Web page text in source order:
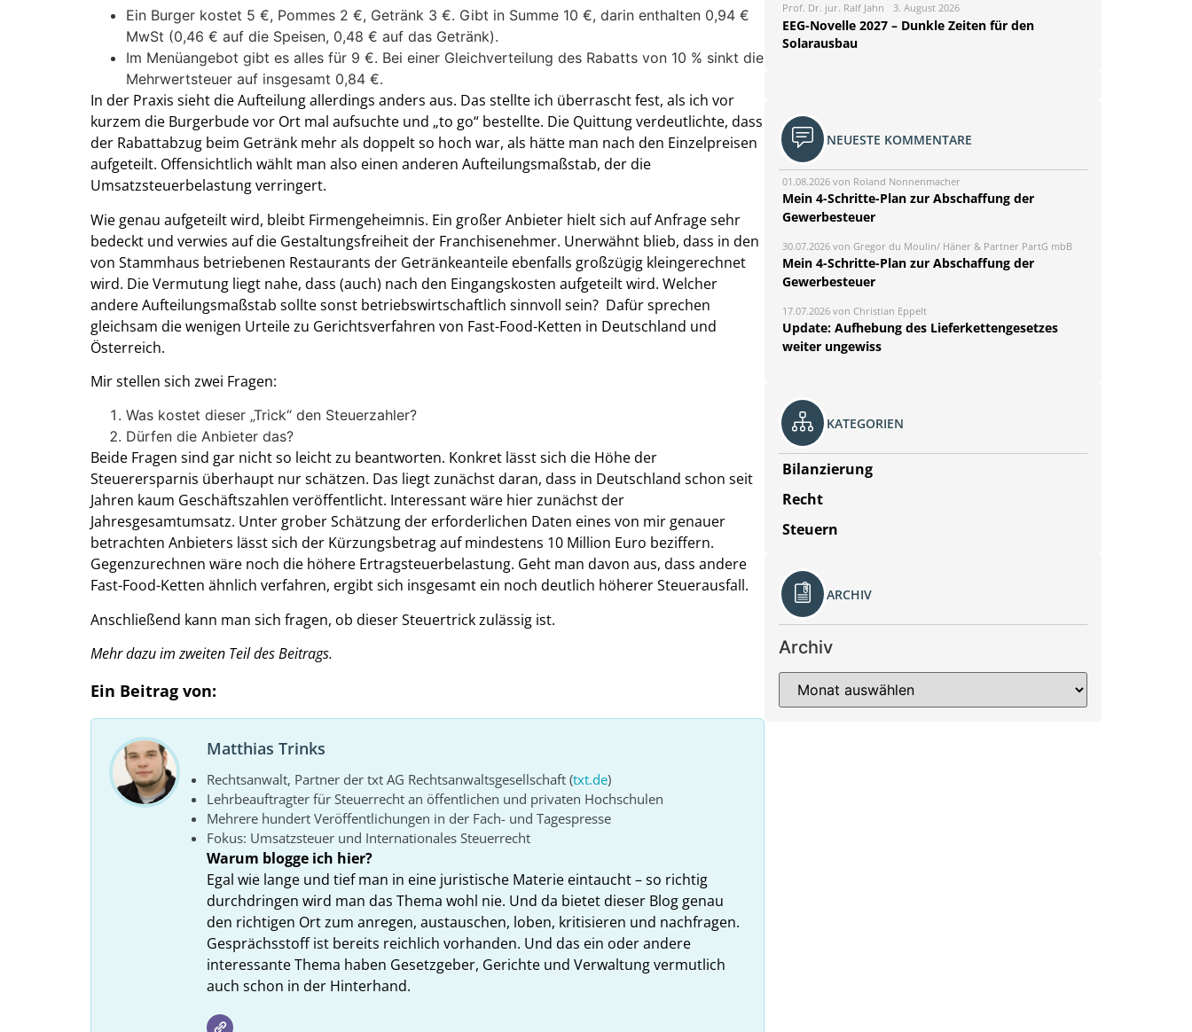
Ein Burger kostet 5 €, Pommes 2 €, Getränk 3 €. Gibt in Summe 10 €, darin enthalten 0,94 €
MwSt (0,46 € auf die Speisen, 0,48 € auf das Getränk).
Im Menüangebot gibt es alles für 9 €. Bei einer Gleichverteilung des Rabatts von 10 % sinkt die
Mehrwertsteuer auf insgesamt 0,84 €.
In der Praxis sieht die Aufteilung allerdings anders aus. Das stellte ich überrascht fest, als ich vor
kurzem die Burgerbude vor Ort mal aufsuchte und „to go“ bestellte. Die Quittung verdeutlichte, dass
der Rabattabzug beim Getränk mehr als doppelt so hoch war, als hätte man nach den Einzelpreisen
aufgeteilt. Offensichtlich wählt man also einen anderen Aufteilungsmaßstab, der die
Umsatzsteuerbelastung verringert.
Wie genau aufgeteilt wird, bleibt Firmengeheimnis. Ein großer Anbieter hielt sich auf Anfrage sehr
bedeckt und verwies auf die Gestaltungsfreiheit der Franchisenehmer. Unerwähnt blieb, dass in den
von Stammhaus betriebenen Restaurants der Getränkeanteile ebenfalls großzügig kleingerechnet
wird. Die Vermutung liegt nahe, dass (auch) nach den Eingangskosten aufgeteilt wird. Welcher
andere Aufteilungsmaßstab sollte sonst betriebswirtschaftlich sinnvoll sein? Dafür sprechen
gleichsam die wenigen Urteile zu Gerichtsverfahren von Fast-Food-Ketten in Deutschland und
Österreich.
Mir stellen sich zwei Fragen:
Was kostet dieser „Trick“ den Steuerzahler?
Dürfen die Anbieter das?
Beide Fragen sind gar nicht so leicht zu beantworten. Konkret lässt sich die Höhe der
Steuerersparnis überhaupt nur schätzen. Das liegt zunächst daran, dass in Deutschland schon seit
Jahren kaum Geschäftszahlen veröffentlicht. Interessant wäre hier zunächst der
Jahresgesamtumsatz. Unter grober Schätzung der erforderlichen Daten eines von mir genauer
betrachten Anbieters lässt sich der Kürzungsbetrag auf mindestens 10 Million Euro beziffern.
Gegenzurechnen wäre noch die höhere Ertragsteuerbelastung. Geht man davon aus, dass andere
Fast-Food-Ketten ähnlich verfahren, ergibt sich insgesamt ein noch deutlich höherer Steuerausfall.
Anschließend kann man sich fragen, ob dieser Steuertrick zulässig ist.
Mehr dazu im zweiten Teil des Beitrags.
Ein Beitrag von:
Matthias Trinks
Rechtsanwalt, Partner der txt AG Rechtsanwaltsgesellschaft (txt.de)
Lehrbeauftragter für Steuerrecht an öffentlichen und privaten Hochschulen
Mehrere hundert Veröffentlichungen in der Fach- und Tagespresse
Fokus: Umsatzsteuer und Internationales Steuerrecht
Warum blogge ich hier?
Egal wie lange und tief man in eine juristische Materie eintaucht – so richtig
durchdringen wird man das Thema wohl nie. Und da bietet dieser Blog genau
den richtigen Ort zum anregen, austauschen, loben, kritisieren und nachfragen.
Gesprächsstoff ist bereits reichlich vorhanden. Und das ein oder andere
interessante Thema haben Gesetzgeber, Gerichte und Verwaltung vermutlich
auch schon in der Hinterhand.
Prof. Dr. jur. Ralf Jahn 3. August 2026
EEG-Novelle 2027 – Dunkle Zeiten für den
Solarausbau
NEUESTE KOMMENTARE
01.08.2026 von Roland Nonnenmacher
Mein 4-Schritte-Plan zur Abschaffung der
Gewerbesteuer
30.07.2026 von Gregor du Moulin/ Häner & Partner PartG mbB
Mein 4-Schritte-Plan zur Abschaffung der
Gewerbesteuer
17.07.2026 von Christian Eppelt
Update: Aufhebung des Lieferkettengesetzes
weiter ungewiss
KATEGORIEN
Bilanzierung
Recht
Steuern
ARCHIV
Archiv